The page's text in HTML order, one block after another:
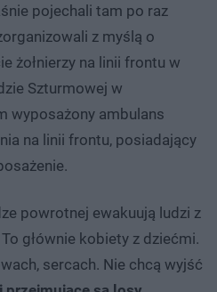
pojechali tam po raz
z myślą o
żołnierzy na linii frontu w
Szturmowej w
wyposażony ambulans
na linii frontu, posiadający
powrotnej ewakuują ludzi z
głównie kobiety z dziećmi.
sercach. Nie chcą wyjść